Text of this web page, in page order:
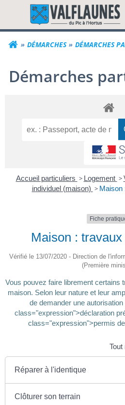
contenu
DÉMARCHES DÉMARCHES
Démarches
Accueil particuliers > Logement >
individuel (maison) > Maison
Fiche
Maison :
Vérifié le 13/07/2020 - Direction de
(Première
Vous pouvez faire librement certains
maison. Selon leur nature et leur
de demander une
class="expression">déclaration
class="expression">permis
Tout
Réparer à l'identique
Clôturer son terrain